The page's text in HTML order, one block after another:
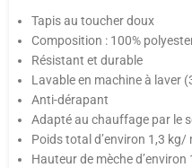
Tapis au toucher doux
Composition : 100%
Résistant et durable
Lavable en machine à laver
Anti-dérapant
Adapté au chauffage par le
Poids total d’environ 1,3 kg/
Hauteur de mèche d’environ